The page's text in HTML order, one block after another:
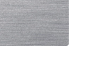
52 480